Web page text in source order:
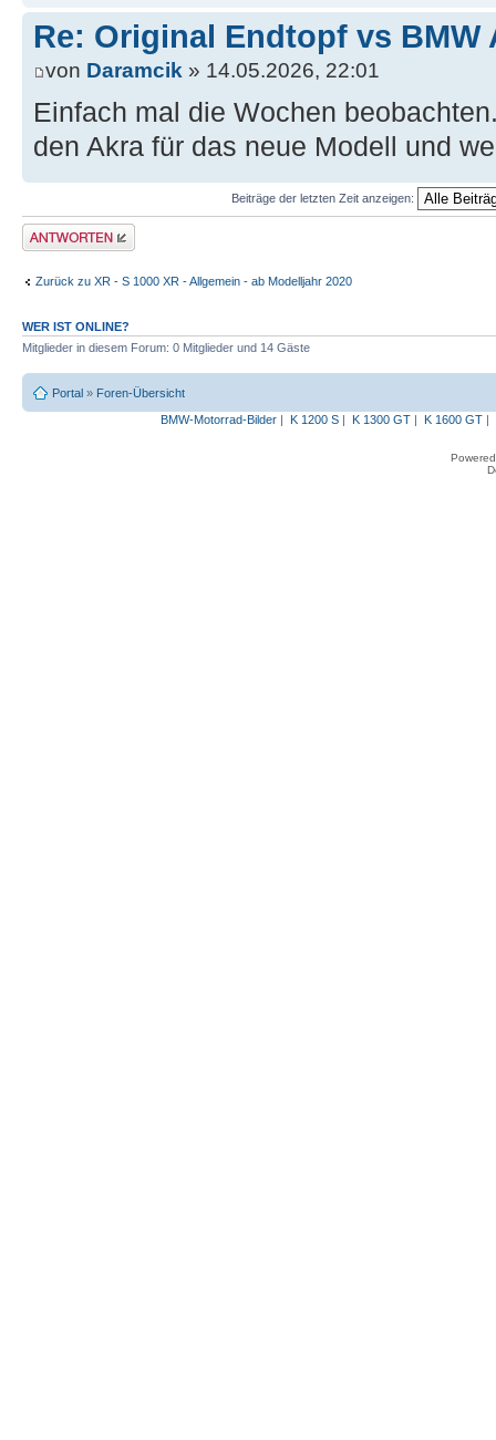
Re: Original Endtopf vs BMW
von Daramcik » 14.05.2026, 22:01
Einfach mal die Wochen
den Akra für das neue Modell und
Beiträge der letzten Zeit anzeigen:
Antwort erstellen
Zurück zu XR - S 1000 XR - Allgemein - ab Modelljahr 2020
WER IST ONLINE?
Mitglieder in diesem Forum: 0 Mitglieder und 14 Gäste
Portal » Foren-Übersicht
BMW-Motorrad-Bilder| K 1200 S| K 1300 GT| K 1600 GT|